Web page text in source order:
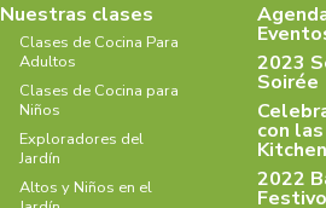
Nuestras clases
Clases de Cocina Para
Adultos
Clases de Cocina para
Niños
Exploradores del
Jardín
Altos y Niños en el
2023
Soirée
con las
2022
Festivo